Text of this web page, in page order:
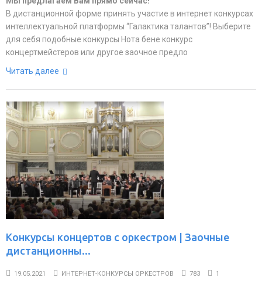
В дистанционной форме принять участие в интернет конкурсах
интеллектуальной платформы “Галактика талантов”! Выберите
для себя подобные конкурсы Нота бене конкурс
концертмейстеров или другое заочное предло
Читать далее
Конкурсы концертов с оркестром | Заочные
дистанционны...
19.05.2021 ИНТЕРНЕТ-КОНКУРСЫ ОРКЕСТРОВ 783 1